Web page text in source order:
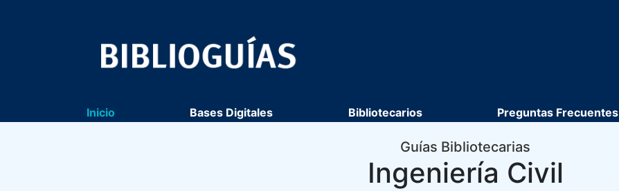
Inicio Bases Digitales Bibliotecarios Preguntas Frecuentes
Guías Bibliotecarias
Ingeniería Civil